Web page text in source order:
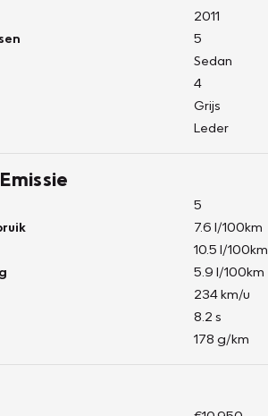
2011
5
Sedan
4
Grijs
Leder
5
7.6 l/100km
10.5 l/100km
5.9 l/100km
234 km/u
8.2 s
178 g/km